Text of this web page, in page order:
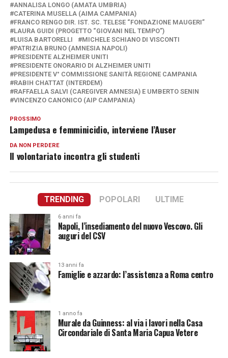
ANNALISA LONGO (AMATA UMBRIA)
CATERINA MUSELLA (AIMA CAMPANIA)
FRANCO RENGO DIR. IST. SC. TELESE “FONDAZIONE MAUGERI”
LAURA GUIDI (PROGETTO “GIOVANI NEL TEMPO”)
LUISA BARTORELLI
MICHELE SCHIANO DI VISCONTI
PATRIZIA BRUNO (AMNESIA NAPOLI)
PRESIDENTE ALZHEIMER UNITI
PRESIDENTE ONORARIO DI ALZHEIMER UNITI
PRESIDENTE V° COMMISSIONE SANITÀ REGIONE CAMPANIA
RABIH CHATTAT (INTERDEM)
RAFFAELLA SALVI (CAREGIVER AMNESIA) E UMBERTO SENIN
VINCENZO CANONICO (AIP CAMPANIA)
PROSSIMO
Lampedusa e femminicidio, interviene l’Auser
DA NON PERDERE
Il volontariato incontra gli studenti
TRENDING POPOLARI ULTIME
6 anni fa
Napoli, l’insediamento del nuovo Vescovo. Gli
auguri del CSV
13 anni fa
Famiglie e azzardo: l’assistenza a Roma centro
1 anno fa
Murale da Guinness: al via i lavori nella Casa
Circondariale di Santa Maria Capua Vetere